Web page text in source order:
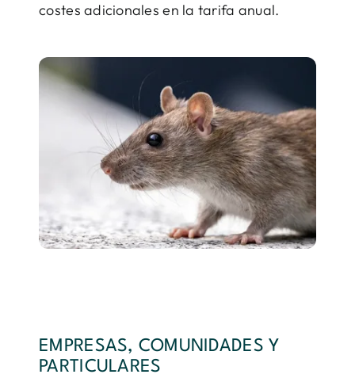
costes adicionales en la tarifa anual.
EMPRESAS, COMUNIDADES Y
PARTICULARES